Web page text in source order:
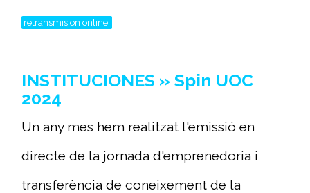
retransmision online,
INSTITUCIONES » Spin UOC
2024
Un any mes hem realitzat l'emissió en
directe de la jornada d'emprenedoria i
transferència de coneixement de la